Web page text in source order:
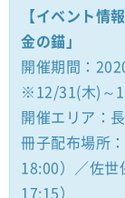
【イベント
金の錨」
開催期間：
※12/31(木)～
開催エリア：
冊子配布場所
18:00）／佐世
17:15）